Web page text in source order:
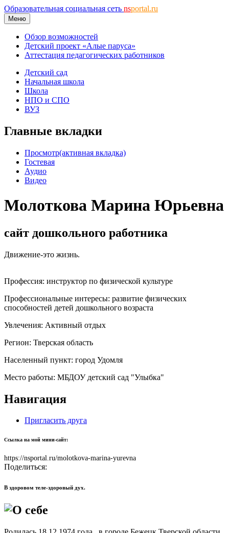
Образовательная социальная сеть nsportal.ru
Меню
Обзор возможностей
Детский проект «Алые паруса»
Аттестация педагогических работников
Детский сад
Начальная школа
Школа
НПО и СПО
ВУЗ
Главные вкладки
Просмотр(активная вкладка)
Гостевая
Аудио
Видео
Молоткова Марина Юрьевна
сайт дошкольного работника
Движение-это жизнь.
Профессия: инструктор по физической культуре
Профессиональные интересы: развитие физических
способностей детей дошкольного возраста
Увлечения: Активный отдых
Регион: Тверская область
Населенный пункт: город Удомля
Место работы: МБДОУ детский сад "Улыбка"
Навигация
Пригласить друга
Ссылка на мой мини-сайт:
https://nsportal.ru/molotkova-marina-yurevna
Поделиться:
В здоровом теле-здоровый дух.
О себе